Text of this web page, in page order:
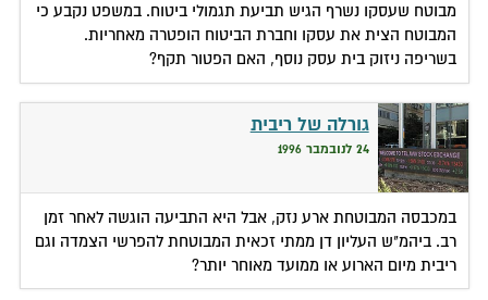
מבוטח שעסקו נשרף הגיש תביעת תגמולי ביטוח. במשפט נקבע כי
המבוטח הצית את עסקו וחברת הביטוח הופטרה מאחריות.
בשריפה ניזוק בית עסק נוסף, האם הפטור תקף?
גורלה של ריבית
24 לנובמבר 1996
במכבסה המבוטחת ארע נזק, אבל היא התביעה הוגשה לאחר זמן
רב. ביהמ"ש העליון דן ממתי זכאית המבוטחת להפרשי הצמדה וגם
ריבית מיום הארוע או ממועד מאוחר יותר?